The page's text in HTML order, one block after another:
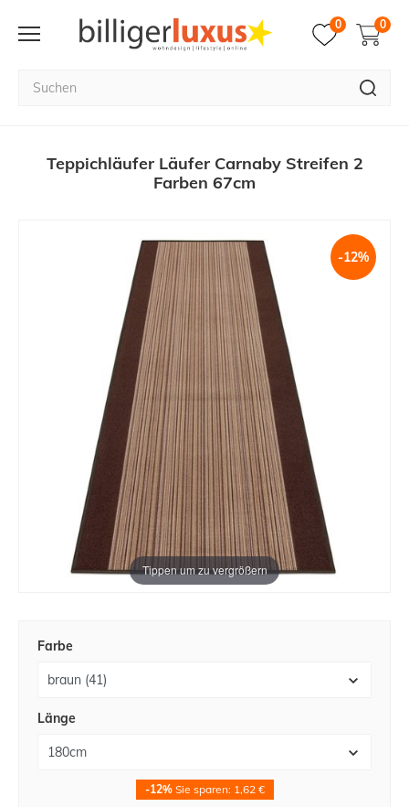
0 0
Teppichläufer Läufer Carnaby Streifen 2
Farben 67cm
Tippen um zu vergrößern
-12%
Farbe
Länge
-12%Sie sparen: 1,62 €